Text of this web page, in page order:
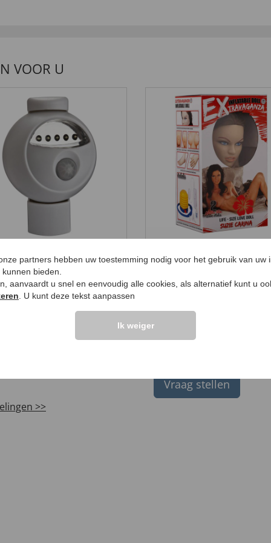
VOOR U
Set van
99 €
239,00 €
ZEGGEN
>>
Vraag stellen
partners hebben uw toestemming nodig voor het gebruik van uw
bieden.
aanvaardt u snel en eenvoudig alle cookies, als alternatief kunt u
. U kunt deze tekst aanpassen
Ik weiger